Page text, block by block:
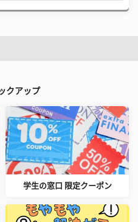
クアップ
学生の窓口 限定クーポン